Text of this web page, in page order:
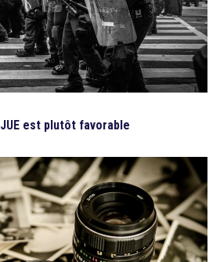
est plutôt favorable